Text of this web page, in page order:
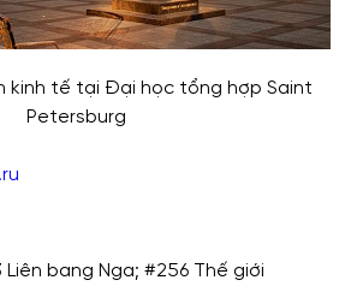
kinh tế tại Đại học tổng hợp Saint
Petersburg
bang Nga; #256 Thế giới